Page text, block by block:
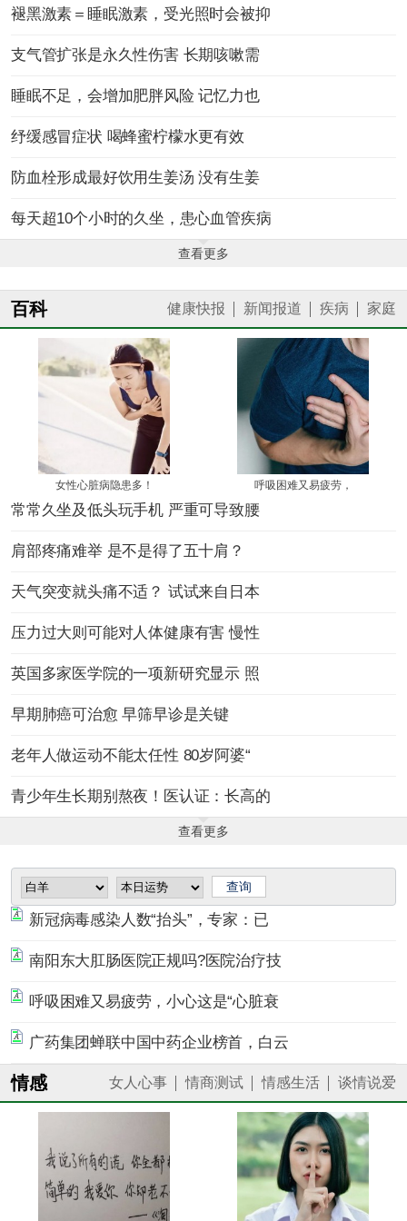
褪黑激素＝睡眠激素，受光照时会被抑
支气管扩张是永久性伤害 长期咳嗽需
睡眠不足，会增加肥胖风险 记忆力也
纾缓感冒症状 喝蜂蜜柠檬水更有效
防血栓形成最好饮用生姜汤 没有生姜
每天超10个小时的久坐，患心血管疾病
查看更多
百科 健康快报 新闻报道 疾病 家庭
女性心脏病隐患多！ 呼吸困难又易疲劳，
常常久坐及低头玩手机 严重可导致腰
肩部疼痛难举 是不是得了五十肩？
天气突变就头痛不适？ 试试来自日本
压力过大则可能对人体健康有害 慢性
英国多家医学院的一项新研究显示 照
早期肺癌可治愈 早筛早诊是关键
老年人做运动不能太任性 80岁阿婆“
青少年生长期别熬夜！医认证：长高的
查看更多
新冠病毒感染人数“抬头”，专家：已
南阳东大肛肠医院正规吗?医院治疗技
呼吸困难又易疲劳，小心这是“心脏衰
广药集团蝉联中国中药企业榜首，白云
情感 女人心事 情商测试 情感生活 谈情说爱